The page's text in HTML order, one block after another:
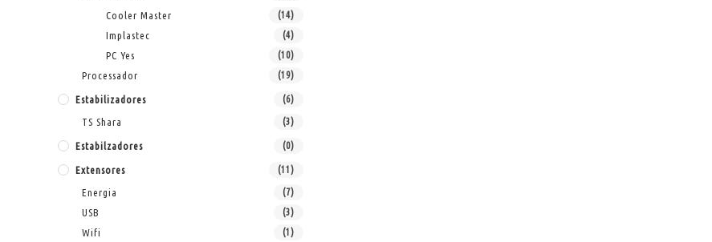
Cooler Master (14)
Implastec (4)
PC Yes (10)
Processador (19)
Estabilizadores (6)
TS Shara (3)
Estabilzadores (0)
Extensores (11)
Energia (7)
USB (3)
Wifi (1)